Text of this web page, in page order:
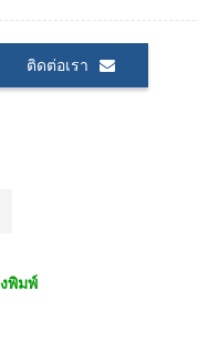
ติดต่อเรา
พิมพ์